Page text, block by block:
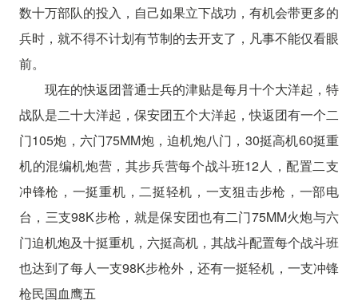
数十万部队的投入，自己如果立下战功，有机会带更多的
兵时，就不得不计划有节制的去开支了，凡事不能仅看眼
前。
现在的快返团普通士兵的津贴是每月十个大洋起，特
战队是二十大洋起，保安团五个大洋起，快返团有一个二
门105炮，六门75MM炮，迫机炮八门，30挺高机60挺重
机的混编机炮营，其步兵营每个战斗班12人，配置二支
冲锋枪，一挺重机，二挺轻机，一支狙击步枪，一部电
台，三支98K步枪，就是保安团也有二门75MM火炮与六
门迫机炮及十挺重机，六挺高机，其战斗配置每个战斗班
也达到了每人一支98K步枪外，还有一挺轻机，一支冲锋
枪民国血鹰五